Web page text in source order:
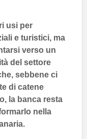
usi per
e turistici, ma
verso un
del settore
sebbene ci
di catene
la banca resta
nella
.